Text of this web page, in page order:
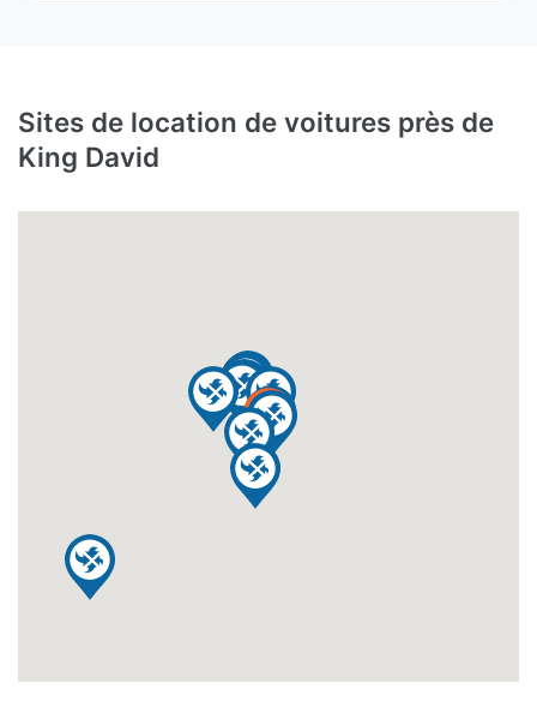
Sites de location de voitures près de
King David